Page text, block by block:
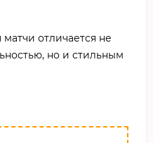
отличается не
но и стильным